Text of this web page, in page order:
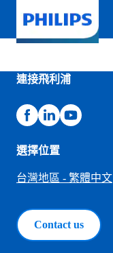
連接飛利浦
選擇位置
台灣地區 - 繁體中文
Contact us